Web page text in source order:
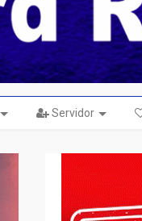
Servidor